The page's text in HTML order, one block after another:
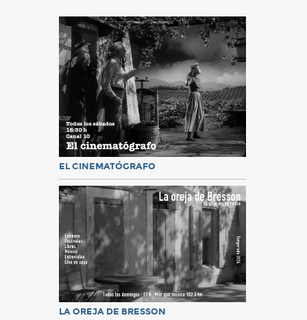
EL CINEMATÓGRAFO
LA OREJA DE BRESSON